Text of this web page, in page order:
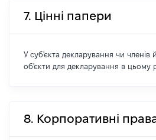
7. Цінні папери
У суб'єкта декларування чи членів
об'єкти для декларування в цьому
8. Корпоративні